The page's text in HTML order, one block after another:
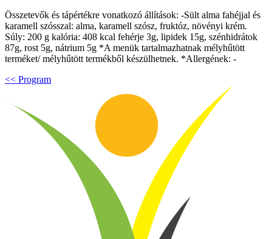
Összetevők és tápértékre vonatkozó állítások: -Sült alma fahéjjal és
karamell szósszal: alma, karamell szósz, fruktóz, növényi krém.
Súly: 200 g kalória: 408 kcal fehérje 3g, lipidek 15g, szénhidrátok
87g, rost 5g, nátrium 5g *A menük tartalmazhatnak mélyhűtött
terméket/ mélyhűtött termékből készülhetnek. *Allergének: -
<< Program